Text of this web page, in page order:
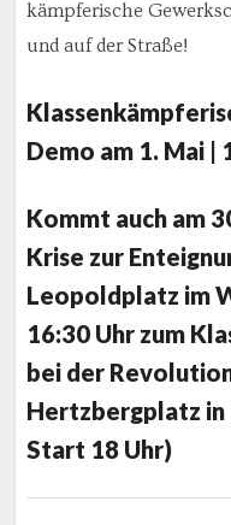
kämpferische
und auf der Straße!
Demo am 1. Mai|
Kommt auch am
Krise zur
Leopoldplatz im
16:30 Uhr zum
bei der
Hertzbergplatz
Start 18 Uhr)